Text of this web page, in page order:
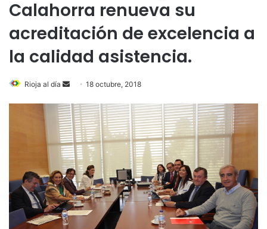
Calahorra renueva su
acreditación de excelencia a
la calidad asistencia.
Rioja al día
n
d
a
n
e
m
a
i
18 octubre, 2018